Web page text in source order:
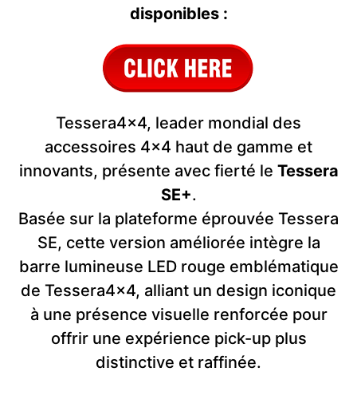
disponibles :
Tessera4x4, leader mondial des
accessoires 4x4 haut de gamme et
innovants, présente avec fierté le Tessera
SE+.
Basée sur la plateforme éprouvée Tessera
SE, cette version améliorée intègre la
barre lumineuse LED rouge emblématique
de Tessera4x4, alliant un design iconique
à une présence visuelle renforcée pour
offrir une expérience pick-up plus
distinctive et raffinée.